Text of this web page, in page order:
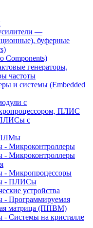
—
буферные
Components)
генераторы,
частоты
и системы (Embedded
с
ПЛИС
ПЛИСы с
ПЛМы
- Микроконтроллеры
- Микроконтроллеры
- Микропроцессоры
- ПЛИСы
устройства
- Программируемая
матрица (ППВМ)
Системы на кристалле